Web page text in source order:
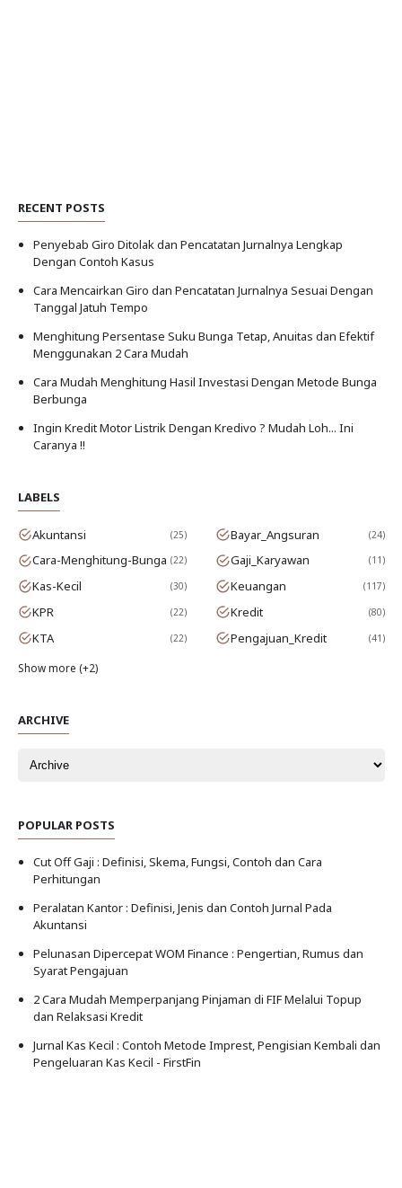
RECENT POSTS
Penyebab Giro Ditolak dan Pencatatan Jurnalnya Lengkap
Dengan Contoh Kasus
Cara Mencairkan Giro dan Pencatatan Jurnalnya Sesuai Dengan
Tanggal Jatuh Tempo
Menghitung Persentase Suku Bunga Tetap, Anuitas dan Efektif
Menggunakan 2 Cara Mudah
Cara Mudah Menghitung Hasil Investasi Dengan Metode Bunga
Berbunga
Ingin Kredit Motor Listrik Dengan Kredivo ? Mudah Loh... Ini
Caranya !!
LABELS
Akuntansi 25 Bayar_Angsuran 24
Cara-Menghitung-Bunga 22 Gaji_Karyawan 11
Kas-Kecil 30 Keuangan 117
KPR 22 Kredit 80
KTA 22 Pengajuan_Kredit 41
Show more (+2)
ARCHIVE
POPULAR POSTS
Cut Off Gaji : Definisi, Skema, Fungsi, Contoh dan Cara
Perhitungan
Peralatan Kantor : Definisi, Jenis dan Contoh Jurnal Pada
Akuntansi
Pelunasan Dipercepat WOM Finance : Pengertian, Rumus dan
Syarat Pengajuan
2 Cara Mudah Memperpanjang Pinjaman di FIF Melalui Topup
dan Relaksasi Kredit
Jurnal Kas Kecil : Contoh Metode Imprest, Pengisian Kembali dan
Pengeluaran Kas Kecil - FirstFin